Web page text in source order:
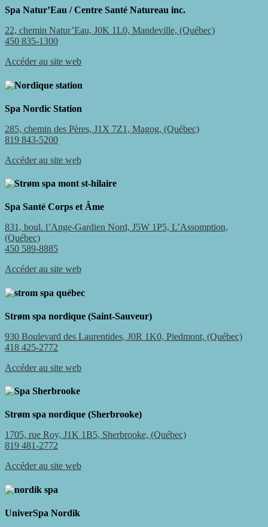
Spa Natur’Eau / Centre Santé Natureau inc.
22, chemin Natur’Eau, J0K 1L0, Mandeville, (Québec)
450 835-1300
Accéder au site web
Spa Nordic Station
285, chemin des Pères, J1X 7Z1, Magog, (Québec)
819 843-5200
Accéder au site web
Spa Santé Corps et Âme
831, boul. l’Ange-Gardien Nord, J5W 1P5, L’Assomption,
(Québec)
450 589-8885
Accéder au site web
Strøm spa nordique (Saint-Sauveur)
930 Boulevard des Laurentides, J0R 1K0, Piedmont, (Québec)
418 425-2772
Accéder au site web
Strøm spa nordique (Sherbrooke)
1705, rue Roy, J1K 1B5, Sherbrooke, (Québec)
819 481-2772
Accéder au site web
UniverSpa Nordik